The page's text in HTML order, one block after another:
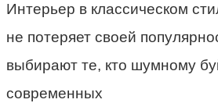
Интерьер в классическом
не потеряет своей
выбирают те, кто шумному
современных